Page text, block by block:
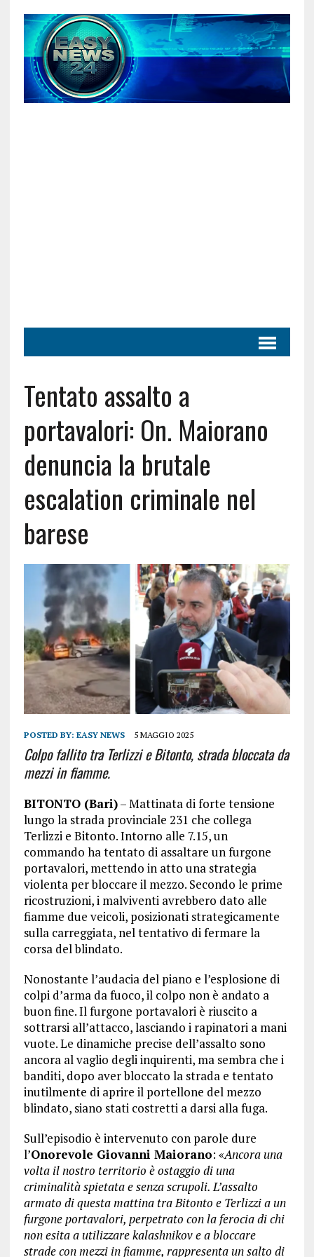
Tentato assalto a
portavalori: On. Maiorano
denuncia la brutale
escalation criminale nel
barese
POSTED BY: EASY NEWS 5 MAGGIO 2025
Colpo fallito tra Terlizzi e Bitonto, strada bloccata da
mezzi in fiamme.
BITONTO (Bari)– Mattinata di forte tensione
lungo la strada provinciale 231 che collega
Terlizzi e Bitonto. Intorno alle 7.15, un
commando ha tentato di assaltare un furgone
portavalori, mettendo in atto una strategia
violenta per bloccare il mezzo. Secondo le prime
ricostruzioni, i malviventi avrebbero dato alle
fiamme due veicoli, posizionati strategicamente
sulla carreggiata, nel tentativo di fermare la
corsa del blindato.
Nonostante l’audacia del piano e l’esplosione di
colpi d’arma da fuoco, il colpo non è andato a
buon fine. Il furgone portavalori è riuscito a
sottrarsi all’attacco, lasciando i rapinatori a mani
vuote. Le dinamiche precise dell’assalto sono
ancora al vaglio degli inquirenti, ma sembra che i
banditi, dopo aver bloccato la strada e tentato
inutilmente di aprire il portellone del mezzo
blindato, siano stati costretti a darsi alla fuga.
Sull’episodio è intervenuto con parole dure
l’Onorevole Giovanni Maiorano: «Ancora una
volta il nostro territorio è ostaggio di una
criminalità spietata e senza scrupoli. L’assalto
armato di questa mattina tra Bitonto e Terlizzi a un
furgone portavalori, perpetrato con la ferocia di chi
non esita a utilizzare kalashnikov e a bloccare
strade con mezzi in fiamme, rappresenta un salto di